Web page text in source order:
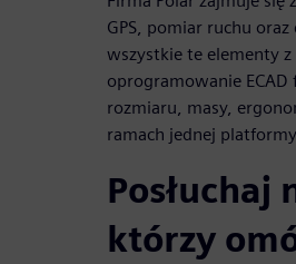
GPS, pomiar ruchu oraz
wszystkie te elementy
oprogramowanie
rozmiaru, masy,
ramach jednej
Posłuchaj
którzy